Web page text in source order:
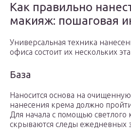
Как правильно
макияж: пошаговая
Универсальная техника
офиса состоит их нескольких
База
Наносится основа на
нанесения крема должно
Для начала с помощью светлого
скрываются следы ежедневных